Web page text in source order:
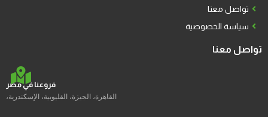
تواصل معنا
سياسة الخصوصية
تواصل معنا
فروعنا في مصر
القاهرة، الجيزة، القليوبية، الإسكندرية،